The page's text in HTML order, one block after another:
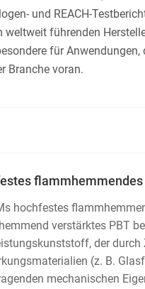
und REACH-
führenden
für
Branche voran.
hochfestes
verstärktes PBT
der
(z. B.
mechanischen